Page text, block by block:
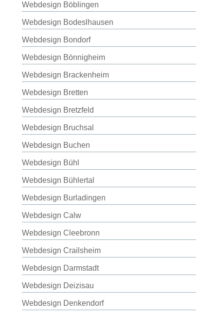
Webdesign Böblingen
Webdesign Bodeslhausen
Webdesign Bondorf
Webdesign Bönnigheim
Webdesign Brackenheim
Webdesign Bretten
Webdesign Bretzfeld
Webdesign Bruchsal
Webdesign Buchen
Webdesign Bühl
Webdesign Bühlertal
Webdesign Burladingen
Webdesign Calw
Webdesign Cleebronn
Webdesign Crailsheim
Webdesign Darmstadt
Webdesign Deizisau
Webdesign Denkendorf